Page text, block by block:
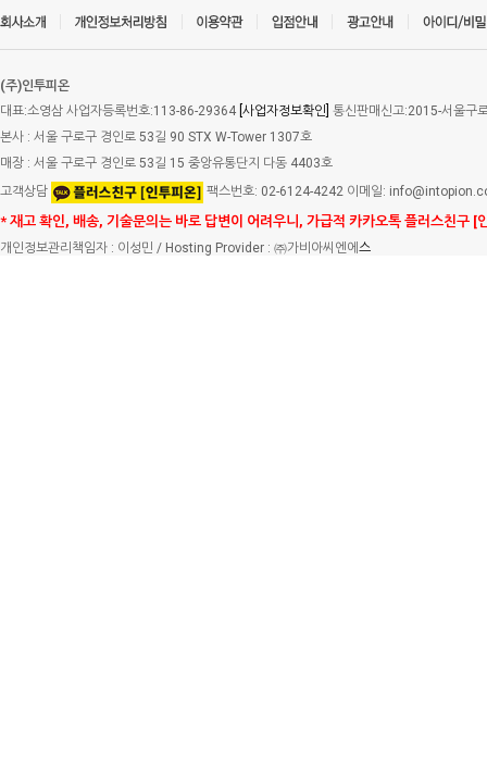
(주)인투피온
대표:소영삼 사업자등록번호:113-86-29364 [사업자정보확인] 통신판매신고:2015-서울구
본사 : 서울 구로구 경인로 53길 90 STX W-Tower 1307호
매장 : 서울 구로구 경인로 53길 15 중앙유통단지 다동 4403호
고객상담
팩스번호: 02-6124-4242 이메일:
* 재고 확인, 배송, 기술문의는 바로 답변이 어려우니, 가급적 카카오톡 플러스친구 [
개인정보관리책임자 : 이성민 / Hosting Provider : ㈜가비아씨엔에 스